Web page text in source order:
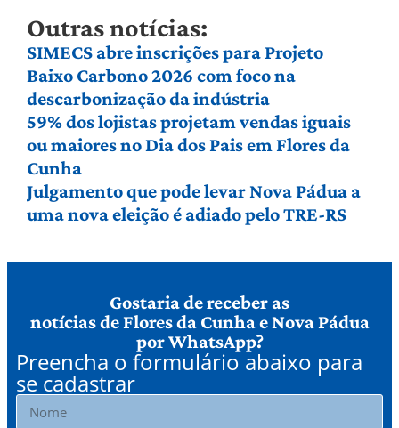
Outras notícias:
SIMECS abre inscrições para Projeto
Baixo Carbono 2026 com foco na
descarbonização da indústria
59% dos lojistas projetam vendas iguais
ou maiores no Dia dos Pais em Flores da
Cunha
Julgamento que pode levar Nova Pádua a
uma nova eleição é adiado pelo TRE-RS
Gostaria de receber as
notícias de Flores da Cunha e Nova Pádua
por WhatsApp?
Preencha o formulário abaixo para
se cadastrar